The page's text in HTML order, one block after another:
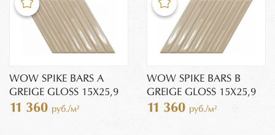
WOW SPIKE BARS A
GREIGE GLOSS 15X25,9
11 360 руб./м²
WOW SPIKE BARS B
GREIGE GLOSS 15X25,9
11 360 руб./м²